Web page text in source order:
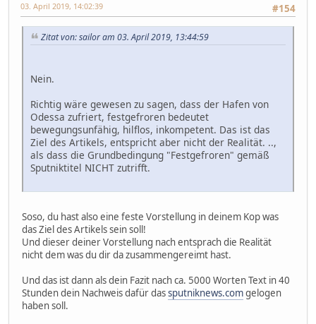
#154
03. April 2019, 14:02:39
Zitat von: sailor am 03. April 2019, 13:44:59
Nein.
Richtig wäre gewesen zu sagen, dass der Hafen von
Odessa zufriert, festgefroren bedeutet
bewegungsunfähig, hilflos, inkompetent. Das ist das
Ziel des Artikels, entspricht aber nicht der Realität. ..,
als dass die Grundbedingung "Festgefroren" gemäß
Sputniktitel NICHT zutrifft.
Soso, du hast also eine feste Vorstellung in deinem Kop was
das Ziel des Artikels sein soll!
Und dieser deiner Vorstellung nach entsprach die Realität
nicht dem was du dir da zusammengereimt hast.
Und das ist dann als dein Fazit nach ca. 5000 Worten Text in 40
Stunden dein Nachweis dafür dassputniknews.comgelogen
haben soll.